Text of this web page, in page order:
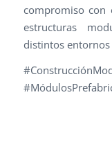
compromiso con
estructuras
distintos